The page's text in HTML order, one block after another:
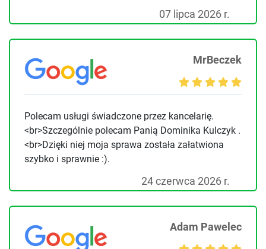
07 lipca 2026 r.
MrBeczek
Polecam usługi świadczone przez kancelarię.
<br>Szczególnie polecam Panią Dominika Kulczyk .
<br>Dzięki niej moja sprawa została załatwiona
szybko i sprawnie :).
24 czerwca 2026 r.
Adam Pawelec